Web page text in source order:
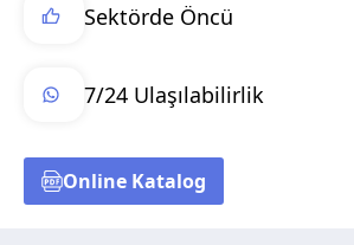
Sektörde Öncü
7/24 Ulaşılabilirlik
Online Katalog